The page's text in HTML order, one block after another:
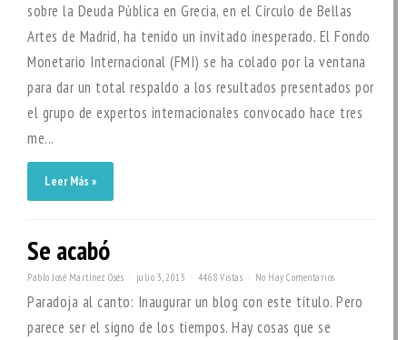
sobre la Deuda Pública en Grecia, en el Círculo de Bellas
Artes de Madrid, ha tenido un invitado inesperado. El Fondo
Monetario Internacional (FMI) se ha colado por la ventana
para dar un total respaldo a los resultados presentados por
el grupo de expertos internacionales convocado hace tres
me...
Leer Más »
Se acabó
Pablo José Martínez Osés julio 3, 2015 4468 Vistas No Hay Comentarios
Paradoja al canto: Inaugurar un blog con este título. Pero
parece ser el signo de los tiempos. Hay cosas que se